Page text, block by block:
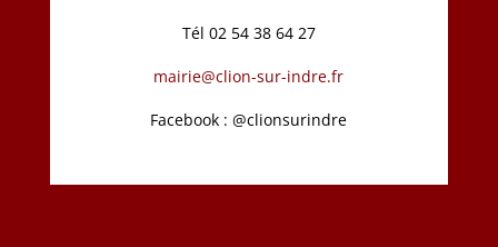
Tél 02 54 38 64 27
mairie@clion-sur-indre.fr
Facebook : @clionsurindre